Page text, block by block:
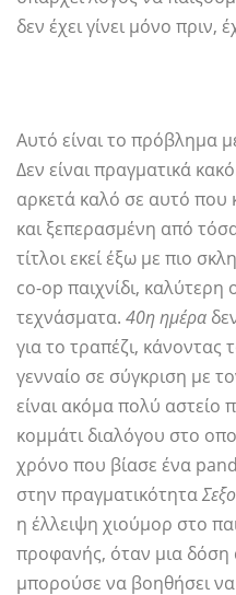
δεν έχει γίνει μόνο πριν,
Αυτό είναι το πρόβλημα
Δεν είναι πραγματικά
αρκετά καλό σε αυτό που
και ξεπερασμένη από
τίτλοι εκεί έξω με πιο
co-op παιχνίδι, καλύτερη
τεχνάσματα. 40η ημέρα
για το τραπέζι, κάνοντας
γενναίο σε σύγκριση με
είναι ακόμα πολύ αστείο
κομμάτι διαλόγου στο
χρόνο που βίασε ένα
στην πραγματικότητα
η έλλειψη χιούμορ στο
προφανής, όταν μια
μπορούσε να βοηθήσει να